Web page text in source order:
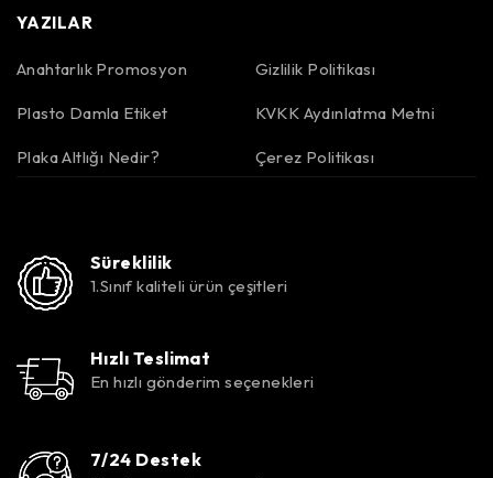
YAZILAR
Anahtarlık Promosyon
Plasto Damla Etiket
Plaka Altlığı Nedir?
Gizlilik Politikası
KVKK Aydınlatma Metni
Çerez Politikası
Süreklilik
1.Sınıf kaliteli ürün çeşitleri
Hızlı Teslimat
En hızlı gönderim seçenekleri
7/24 Destek